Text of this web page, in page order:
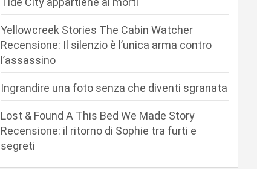
Yellowcreek Stories The Cabin Watcher
Recensione: Il silenzio è l’unica arma contro
l’assassino
Ingrandire una foto senza che diventi sgranata
Lost & Found A This Bed We Made Story
Recensione: il ritorno di Sophie tra furti e
segreti